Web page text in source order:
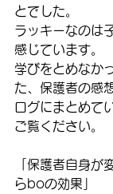
とでした。
ラッキーなのは
感じています。
学びをとめなか
た、保護者の感
ログにまとめて
ご覧ください。
「保護者自身が
らboの効果」